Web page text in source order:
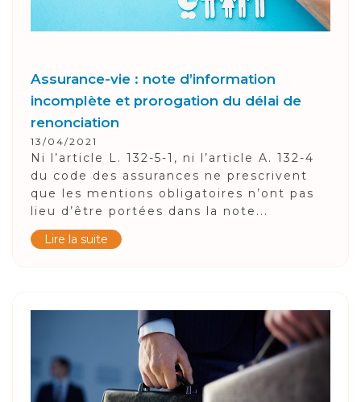
Assurance-vie : note d’information
incomplète et prorogation du délai de
renonciation
13/04/2021
Ni l’article L. 132-5-1, ni l’article A. 132-4
du code des assurances ne prescrivent
que les mentions obligatoires n’ont pas
lieu d’être portées dans la note...
Lire la suite